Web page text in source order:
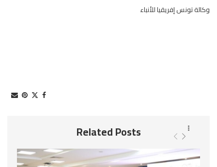
وكالة تونس إفريقيا للأنباء
Related Posts